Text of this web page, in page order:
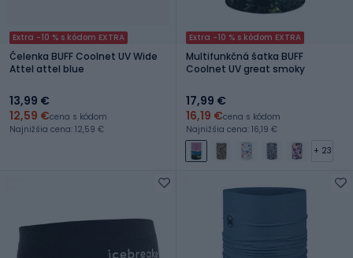
Extra -10 % s kódom EXTRA
Čelenka BUFF Coolnet UV Wide
Attel attel blue
13,99 €
12,59 €cena s kódom
Najnižšia cena: 12,59 €
Extra -10 % s kódom EXTRA
Multifunkčná šatka BUFF
Coolnet UV great smoky
17,99 €
16,19 €cena s kódom
Najnižšia cena: 16,19 €
+ 23